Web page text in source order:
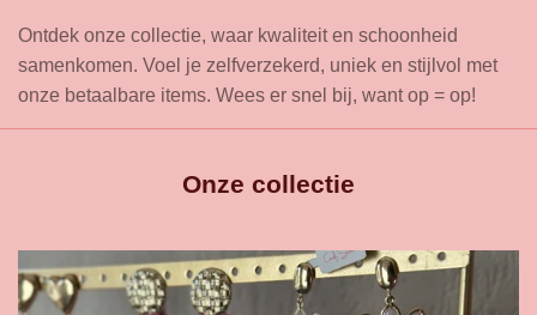
Ontdek onze collectie, waar kwaliteit en schoonheid
samenkomen. Voel je zelfverzekerd, uniek en stijlvol met
onze betaalbare items. Wees er snel bij, want op = op!
Onze collectie